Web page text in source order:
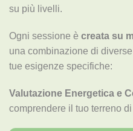
su più livelli.
Ogni sessione è creata su
una combinazione di
tue esigenze specifiche:
Valutazione Energetica e
comprendere il tuo terreno